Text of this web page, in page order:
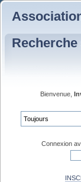
Bienvenue,
Connexion